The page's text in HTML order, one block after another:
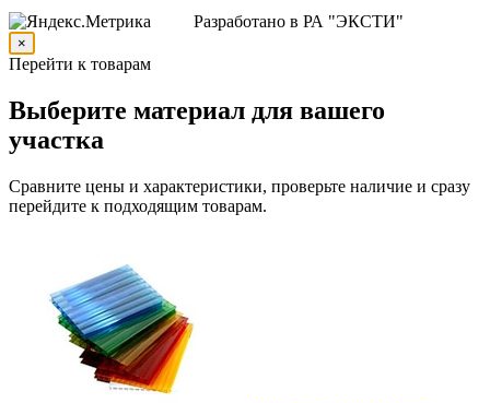
Разработано в РА "ЭКСТИ"
×
Перейти к товарам
Выберите материал для вашего
участка
Сравните цены и характеристики, проверьте наличие и сразу
перейдите к подходящим товарам.